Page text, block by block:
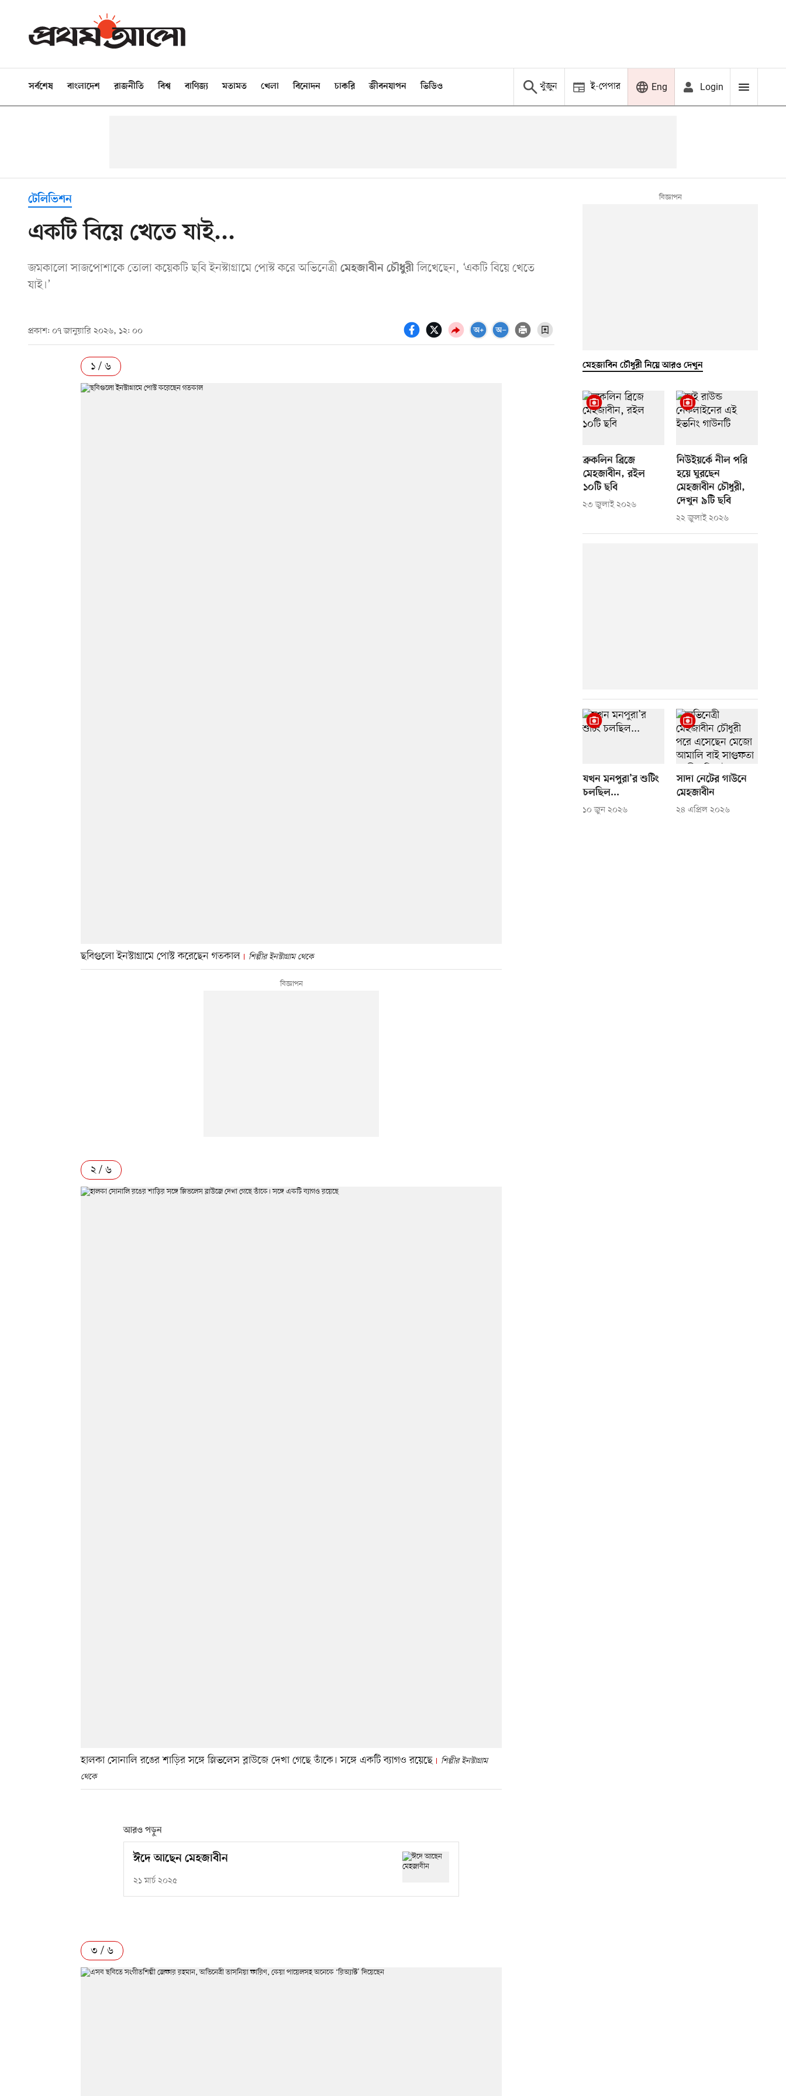
সর্বশেষ বাংলাদেশ রাজনীতি বিশ্ব বাণিজ্য মতামত খেলা বিনোদন চাকরি জীবনযাপন ভিডিও খুঁজুন ই-পেপার Eng Login
টেলিভিশন
একটি বিয়ে খেতে যাই...
জমকালো সাজপোশাকে তোলা কয়েকটি ছবি ইনস্টাগ্রামে পোস্ট করে অভিনেত্রী মেহজাবীন চৌধুরীলিখেছেন, ‘একটি বিয়ে খেতে
যাই।’
প্রকাশ: ০৭ জানুয়ারি ২০২৬, ১২: ০০
১ / ৬
ছবিগুলো ইনস্টাগ্রামে পোস্ট করেছেন গতকাল শিল্পীর ইনস্টাগ্রাম থেকে
২ / ৬
হালকা সোনালি রঙের শাড়ির সঙ্গে স্লিভলেস ব্লাউজে দেখা গেছে তাঁকে। সঙ্গে একটি ব্যাগও রয়েছে
শিল্পীর ইনস্টাগ্রাম
থেকে
আরও পড়ুন
ঈদে আছেন মেহজাবীন
২১ মার্চ ২০২৫
৩ / ৬
মেহজাবিন চৌধুরী নিয়ে আরও দেখুন
ব্রুকলিন ব্রিজে
মেহজাবীন, রইল
১০টি ছবি
২৩ জুলাই ২০২৬
নিউইয়র্কে নীল পরি
হয়ে ঘুরছেন
মেহজাবীন চৌধুরী,
দেখুন ৯টি ছবি
২২ জুলাই ২০২৬
যখন মনপুরা’র শুটিং
চলছিল...
১০ জুন ২০২৬
সাদা নেটের গাউনে
মেহজাবীন
২৪ এপ্রিল ২০২৬